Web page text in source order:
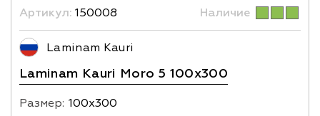
Артикул: 150008 Наличие
Laminam Kauri
Laminam Kauri Moro 5 100x300
Размер: 100х300